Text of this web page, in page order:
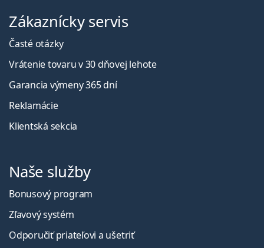
Zákaznícky servis
Časté otázky
Vrátenie tovaru v 30 dňovej lehote
Garancia výmeny 365 dní
Reklamácie
Klientská sekcia
Naše služby
Bonusový program
Zľavový systém
Odporučiť priateľovi a ušetriť